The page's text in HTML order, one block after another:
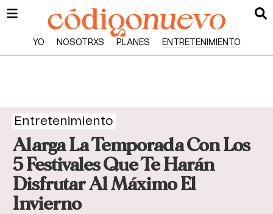
YO NOSOTRXS PLANES ENTRETENIMIENTO
Entretenimiento
Alarga La Temporada Con Los
5 Festivales Que Te Harán
Disfrutar Al Máximo El
Invierno